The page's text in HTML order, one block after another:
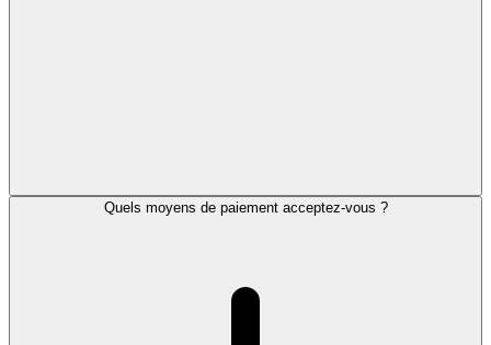
Quels moyens de paiement acceptez-vous ?